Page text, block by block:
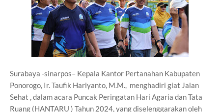
Surabaya -sinarpos– Kepala Kantor Pertanahan Kabupaten
Ponorogo, Ir. Taufik Hariyanto, M.M., menghadiri giat Jalan
Sehat , dalam acara Puncak Peringatan Hari Agaria dan Tata
Ruang (HANTARU ) Tahun 2024, yang diselenggarakan oleh